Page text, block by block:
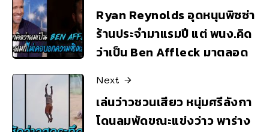
Ryan Reynolds อุดหนุนพิซซ่า
ร้านประจำมาแรมปี แต่ พนง.คิด
ว่าเป็น Ben Affleck มาตลอด
Next
เล่นว่าวชวนเสียว หนุ่มศรีลังกา
โดนลมพัดขณะแข่งว่าว พาร่าง